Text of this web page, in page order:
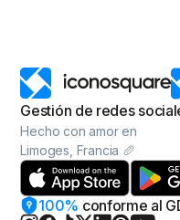
Gestión de redes
Hecho con amor en
Limoges, Francia 🥖
100% conforme al